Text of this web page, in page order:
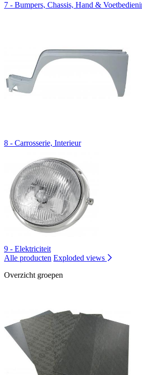
7 - Bumpers, Chassis, Hand &
8 - Carrosserie, Interieur
9 - Elektriciteit
Alle producten Exploded views
Overzicht groepen